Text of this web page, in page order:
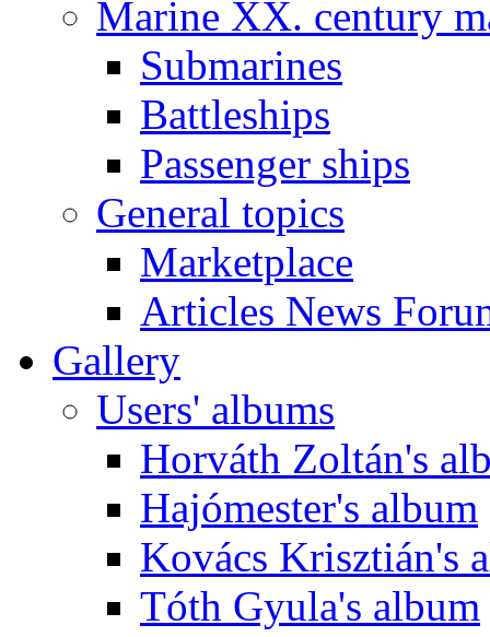
Marine XX. century
Submarines
Battleships
Passenger ships
General topics
Marketplace
Articles News
Gallery
Users' albums
Horváth Zoltán's
Hajómester's album
Kovács Krisztián's
Tóth Gyula's album